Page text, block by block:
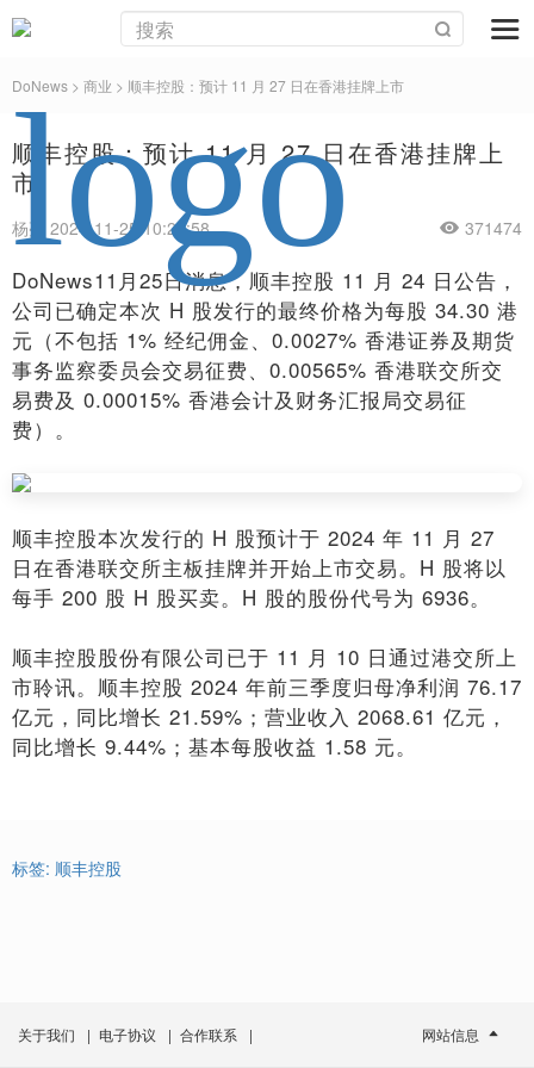
DoNews > 商业 > 顺丰控股：预计 11 月 27 日在香港挂牌上市
顺丰控股：预计 11 月 27 日在香港挂牌上
市
杨亮 2024-11-25 10:26:58 371474
DoNews11月25日消息，顺丰控股 11 月 24 日公告，
公司已确定本次 H 股发行的最终价格为每股 34.30 港
元（不包括 1% 经纪佣金、0.0027% 香港证券及期货
事务监察委员会交易征费、0.00565% 香港联交所交
易费及 0.00015% 香港会计及财务汇报局交易征
费）。
顺丰控股本次发行的 H 股预计于 2024 年 11 月 27
日在香港联交所主板挂牌并开始上市交易。H 股将以
每手 200 股 H 股买卖。H 股的股份代号为 6936。
顺丰控股股份有限公司已于 11 月 10 日通过港交所上
市聆讯。顺丰控股 2024 年前三季度归母净利润 76.17
亿元，同比增长 21.59%；营业收入 2068.61 亿元，
同比增长 9.44%；基本每股收益 1.58 元。
标签: 顺丰控股
关于我们 | 电子协议 | 合作联系 | 网站信息